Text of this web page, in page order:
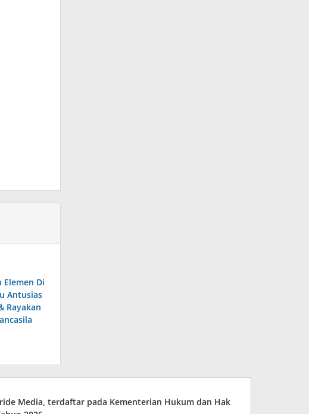
Elemen Di
Antusias
Rayakan
Media, terdaftar pada Kementerian Hukum dan Hak